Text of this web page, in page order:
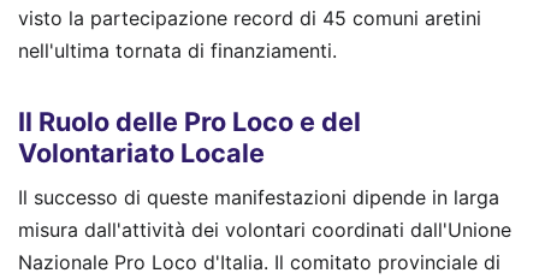
visto la partecipazione record di 45 comuni aretini
nell'ultima tornata di finanziamenti.
Il Ruolo delle Pro Loco e del
Volontariato Locale
Il successo di queste manifestazioni dipende in larga
misura dall'attività dei volontari coordinati dall'Unione
Nazionale Pro Loco d'Italia. Il comitato provinciale di